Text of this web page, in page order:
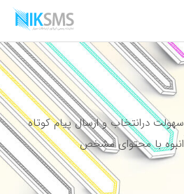
سهولت درانتخاب و ارسال پیام کوتاه
انبوه با محتوای مشخص